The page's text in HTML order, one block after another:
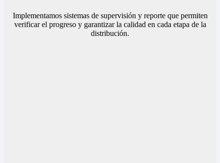
Implementamos sistemas de supervisión y reporte que permiten
verificar el progreso y garantizar la calidad en cada etapa de la
distribución.